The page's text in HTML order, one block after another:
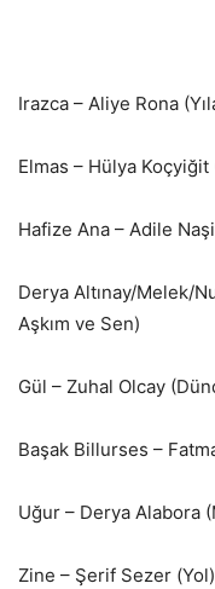
Irazca – Aliye Rona
Elmas – Hülya Koçyiğit
Hafize Ana – Adile
Derya Altınay/Melek/
Aşkım ve Sen)
Gül – Zuhal Olcay
Başak Billurses –
Uğur – Derya Alabora
Zine – Şerif Sezer (Yol)